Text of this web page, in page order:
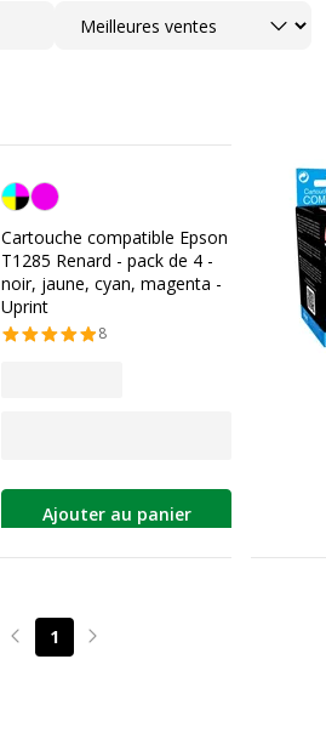
Trier
Noir/cyan/magenta/jaune
Cartouche compatible Epson
T1285 Renard - pack de 4 -
noir, jaune, cyan, magenta -
Uprint
8
Ajouter au panier
Page précédente
1 Page suivante